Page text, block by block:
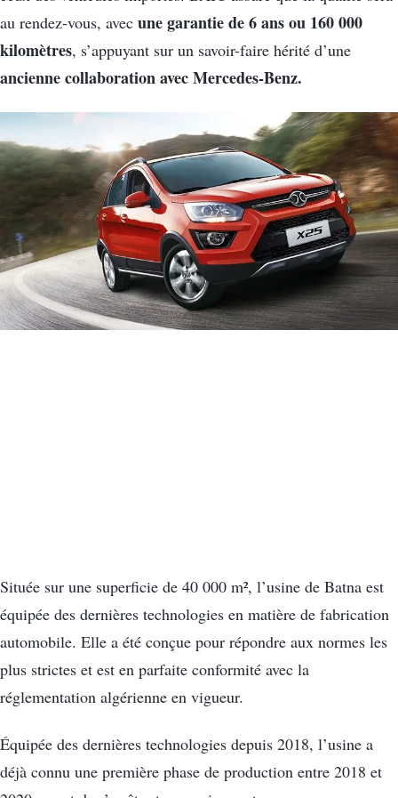
au rendez-vous, avec une garantie de 6 ans ou 160 000
kilomètres, s’appuyant sur un savoir-faire hérité d’une
ancienne collaboration avec Mercedes-Benz.
Située sur une superficie de 40 000 m², l’usine de Batna est
équipée des dernières technologies en matière de fabrication
automobile. Elle a été conçue pour répondre aux normes les
plus strictes et est en parfaite conformité avec la
réglementation algérienne en vigueur.
Équipée des dernières technologies depuis 2018, l’usine a
déjà connu une première phase de production entre 2018 et